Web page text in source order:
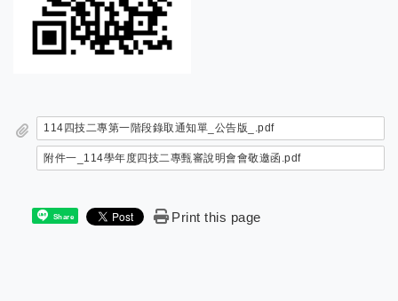
114四技二專第一階段錄取通知單_公告版_.pdf
附件一_114學年度四技二專甄審說明會會敬邀函.pdf
Share Print this page